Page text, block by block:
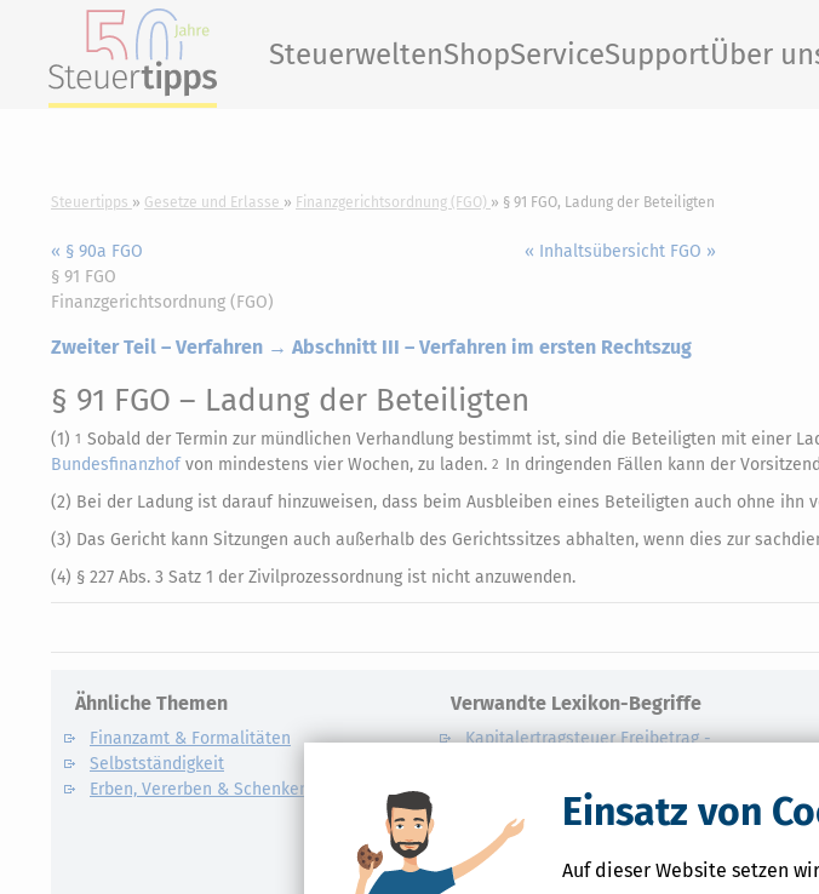
Einsatz von
Auf dieser Website setzen
SteuerweltenShopServiceSupportÜber
Steuertipps Gesetze und Erlasse Finanzgerichtsordnung (FGO) § 91 FGO, Ladung der Beteiligten
« § 90a FGO « Inhaltsübersicht FGO »
§ 91 FGO
Finanzgerichtsordnung (FGO)
Zweiter Teil – Verfahren → Abschnitt III – Verfahren im ersten Rechtszug
§ 91 FGO – Ladung der Beteiligten
(1) 1 Sobald der Termin zur mündlichen Verhandlung bestimmt ist, sind die Beteiligten mit einer
Bundesfinanzhofvon mindestens vier Wochen, zu laden. 2 In dringenden Fällen kann der
(2) Bei der Ladung ist darauf hinzuweisen, dass beim Ausbleiben eines Beteiligten auch ohne ihn
(3) Das Gericht kann Sitzungen auch außerhalb des Gerichtssitzes abhalten, wenn dies zur
(4) § 227 Abs. 3 Satz 1 der Zivilprozessordnung ist nicht anzuwenden.
Ähnliche Themen
Finanzamt & Formalitäten
Selbstständigkeit
Erben, Vererben & Schenken
Verwandte Lexikon-Begriffe
Kapitalertragsteuer Freibetrag -
CO2-Steuer - Was ist das?
Kapitalertragsteuer - Definition und
Erklärung
NACHDiGAL